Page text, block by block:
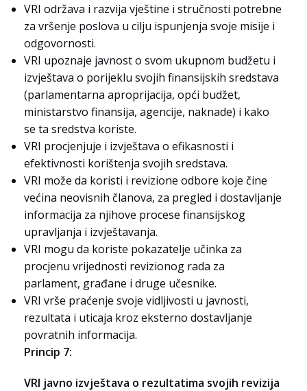
VRI održava i razvija vještine i stručnosti potrebne
za vršenje poslova u cilju ispunjenja svoje misije i
odgovornosti.
VRI upoznaje javnost o svom ukupnom budžetu i
izvještava o porijeklu svojih finansijskih sredstava
(parlamentarna aproprijacija, opći budžet,
ministarstvo finansija, agencije, naknade) i kako
se ta sredstva koriste.
VRI procjenjuje i izvještava o efikasnosti i
efektivnosti korištenja svojih sredstava.
VRI može da koristi i revizione odbore koje čine
većina neovisnih članova, za pregled i dostavljanje
informacija za njihove procese finansijskog
upravljanja i izvještavanja.
VRI mogu da koriste pokazatelje učinka za
procjenu vrijednosti revizionog rada za
parlament, građane i druge učesnike.
VRI vrše praćenje svoje vidljivosti u javnosti,
rezultata i uticaja kroz eksterno dostavljanje
povratnih informacija.
Princip 7:
VRI javno izvještava o rezultatima svojih revizija